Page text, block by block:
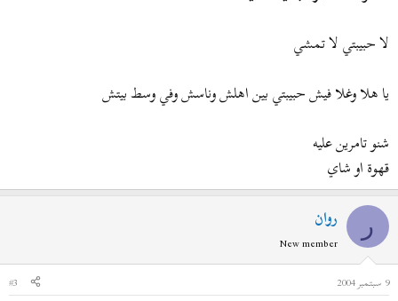
لا حبيبتي لا تمشي
يا هلا وغلا فيش حبيبتي بين اهلش وناسش وفي وسط بيتش
شنو تامرين عليه
قهوة او شاي
ر روان
New member
9 سبتمبر 2004
#3